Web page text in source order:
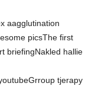
aagglutination
picsThe first
briefingNakled hallie
tjerapy